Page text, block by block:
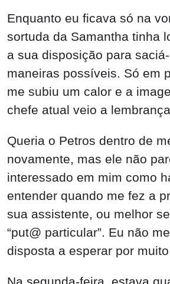
Enquanto eu ficava só na
sortuda da Samantha tinha
a sua disposição para
maneiras possíveis. Só em
me subiu um calor e a
chefe atual veio a